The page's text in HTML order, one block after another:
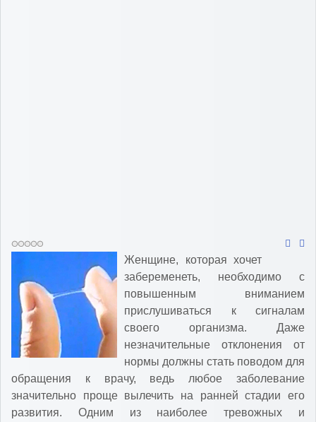
Женщине, которая хочет
забеременеть, необходимо с
повышенным вниманием
прислушиваться к сигналам
своего организма. Даже
незначительные отклонения от
нормы должны стать поводом для
обращения к врачу, ведь любое заболевание
значительно проще вылечить на ранней стадии его
развития. Одним из наиболее тревожных и